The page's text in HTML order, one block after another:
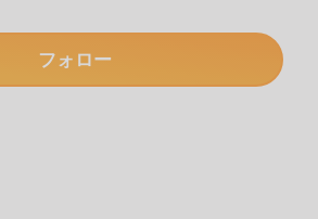
フォロー